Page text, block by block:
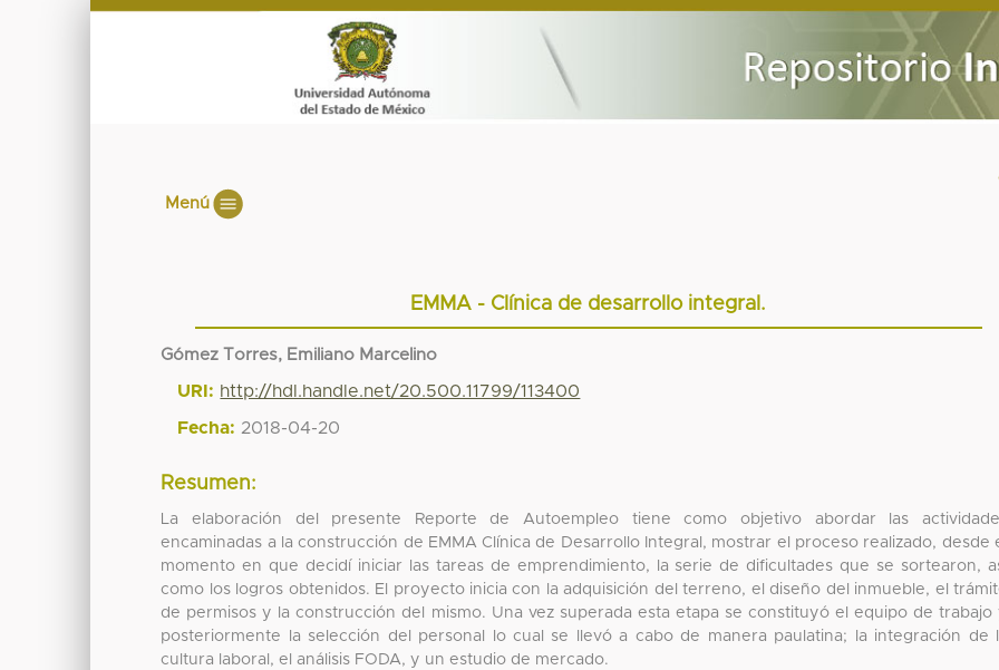
Menú
EMMA - Clínica de desarrollo integral.
Gómez Torres, Emiliano Marcelino
URI: http://hdl.handle.net/20.500.11799/113400
Fecha: 2018-04-20
Resumen:
La elaboración del presente Reporte de Autoempleo tiene como objetivo abordar las
encaminadas a la construcción de EMMA Clínica de Desarrollo Integral, mostrar el proceso realizado, desde
momento en que decidí iniciar las tareas de emprendimiento, la serie de dificultades que se sortearon,
como los logros obtenidos. El proyecto inicia con la adquisición del terreno, el diseño del inmueble, el
de permisos y la construcción del mismo. Una vez superada esta etapa se constituyó el equipo de trabajo
posteriormente la selección del personal lo cual se llevó a cabo de manera paulatina; la integración de
cultura laboral, el análisis FODA, y un estudio de mercado.